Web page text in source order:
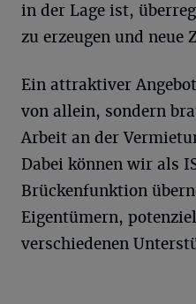
in der Lage ist,
zu erzeugen und neue
Ein attraktiver
von allein, sondern
Arbeit an der
Dabei können wir als
Brückenfunktion
Eigentümern,
verschiedenen